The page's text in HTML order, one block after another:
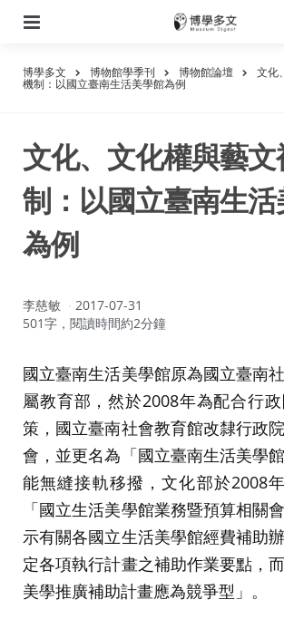
博學多文 博物館學季刊 博物館論壇 文化
機制：以國立臺南生活美學館為例
文化、文化權與藝文
制：以國立臺南生活
為例
作
者：
李慈敏
2017-07-31
501字，閱讀時間約2分鐘
國立臺南生活美學館原為國立臺南
屬教育部，然於2008年為配合行
策，國立臺南社會教育館改隸行政
會，並更名為「國立臺南生活美學
能無縫接軌移撥，文化部於2008
「國立生活美學館業務暨預算相關
示有關各國立生活美學館經費補助
定各項執行計畫之補助作業要點，
美學推廣補助計畫應為競爭型」。